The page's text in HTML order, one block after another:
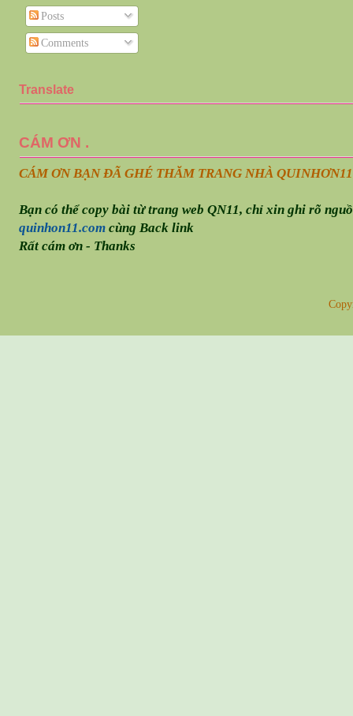
Posts
Comments
Translate
CÁM ƠN .
CÁM ƠN BẠN ĐÃ GHÉ THĂM TRANG NHÀ QUINHƠN
Bạn có thể copy bài từ trang web QN11, chỉ xin ghi rõ
quinhon11.comcùng Back link
Rất cám ơn - Thanks